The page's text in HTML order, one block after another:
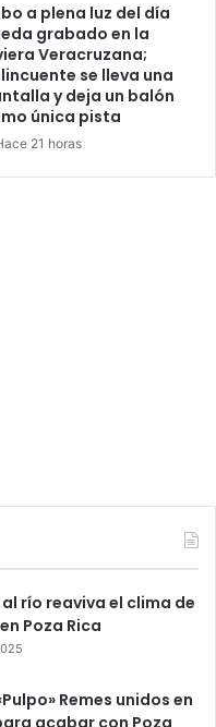
a plena luz del día
grabado en la
Veracruzana;
se lleva una
y deja un balón
única pista
21 horas
río reaviva el clima de
Poza Rica
Remes unidos en
acabar con Poza